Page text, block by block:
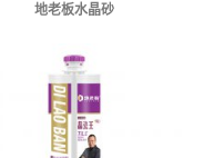
地老板水晶砂